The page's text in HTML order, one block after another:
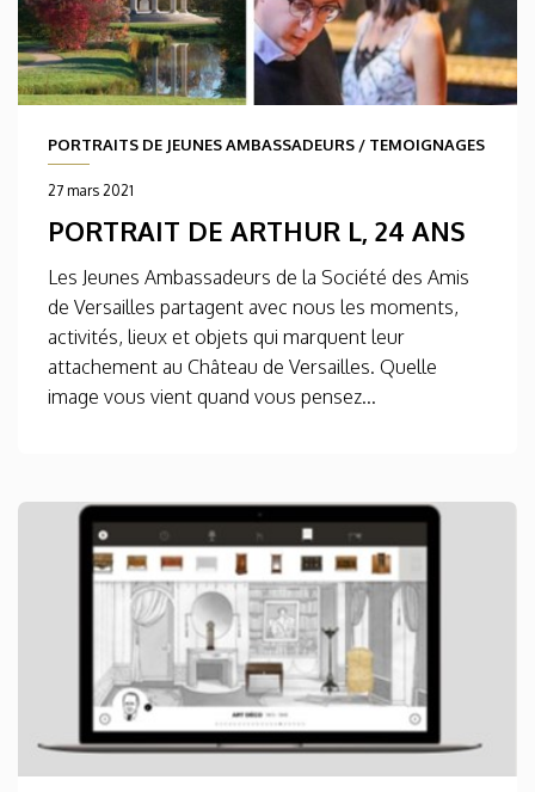
PORTRAITS DE JEUNES AMBASSADEURS / TEMOIGNAGES
27 mars 2021
PORTRAIT DE ARTHUR L, 24 ANS
Les Jeunes Ambassadeurs de la Société des Amis
de Versailles partagent avec nous les moments,
activités, lieux et objets qui marquent leur
attachement au Château de Versailles. Quelle
image vous vient quand vous pensez...